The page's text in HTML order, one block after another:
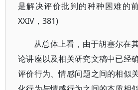
是解决评价批判的种种困难的
XXIV，381)
从总体上看，由于胡塞尔在
论讲座以及相关研究文稿中已经
评价行为、情感问题之间的相似